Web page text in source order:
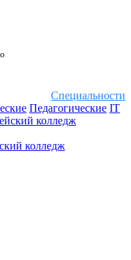
Специальности
Педагогические IT
колледж